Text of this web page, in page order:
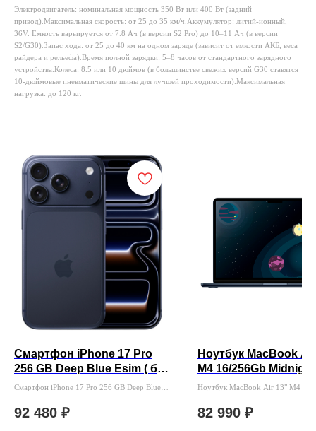
Электродвигатель: номинальная мощность 350 Вт или 400 Вт (задний
привод).Максимальная скорость: от 25 до 35 км/ч.Аккумулятор: литий-ионный,
36V. Емкость варьируется от 7.8 Ач (в версии S2 Pro) до 10–11 Ач (в версии
S2/G30).Запас хода: от 25 до 40 км на одном заряде (зависит от емкости АКБ, веса
райдера и рельефа).Время полной зарядки: 5–8 часов от стандартного зарядного
устройства.Колеса: 8.5 или 10 дюймов (в большинстве свежих версий G30 ставятся
10-дюймовые пневматические шины для лучшей проходимости).Максимальная
нагрузка: до 120 кг.
Смартфон iPhone 17 Pro
256 GB Deep Blue Esim ( без
Rustore )
Смартфон iPhone 17 Pro 256 GB Deep Blue
92 480 ₽
Ноутбук MacBook
M4 16/256Gb Midnight
Ноутбук MacBook Air 13" M4 16/
82 990 ₽